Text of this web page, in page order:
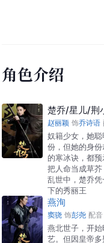
角色介绍
楚乔/星儿/荆
赵丽颖 饰乔诗语
奴籍少女，她
份，但她的身
的寒冰诀，都
把人命当成草
乱世中，楚乔
下的秀丽王
燕洵
窦骁 饰彭尧 配音
燕北世子，开
艺。但因皇帝